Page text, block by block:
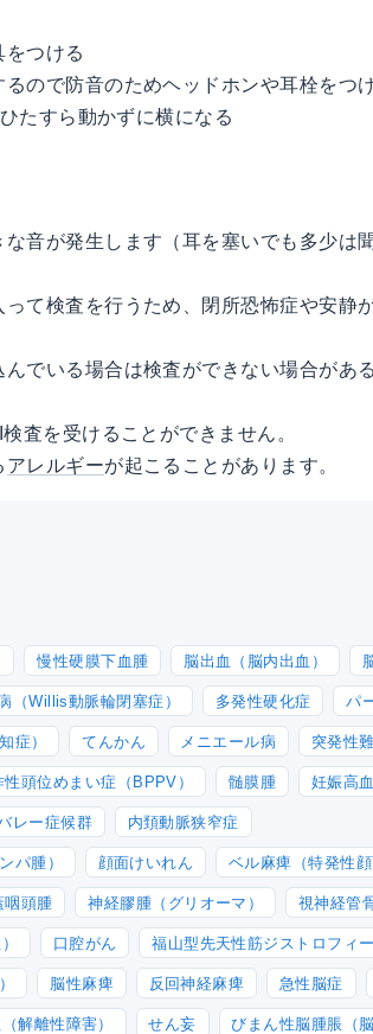
つける
ので防音のためヘッドホンや耳栓をつ
たすら動かずに横になる
音が発生します（耳を塞いでも多少は
て検査を行うため、閉所恐怖症や安静
でいる場合は検査ができない場合があ
査を受けることができません。
アレルギーが起こることがあります。
慢性硬膜下血腫 脳出血（脳内出血）
（Willis動脈輪閉塞症） 多発性硬化症 パ
症） てんかん メニエール病 突発性
性頭位めまい症（BPPV） 髄膜腫 妊娠高
レー症候群 内頚動脈狭窄症
パ腫） 顔面けいれん ベル麻痺（特発性顔
咽頭腫 神経膠腫（グリオーマ） 視神経管
口腔がん 福山型先天性筋ジストロフィー
脳性麻痺 反回神経麻痺 急性脳症
解離性障害） せん妄 びまん性脳腫脹（脳